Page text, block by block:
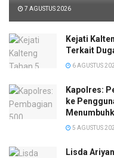
7 AGUSTUS 2026
Kejati
Terkait
6 AGUSTUS
Kapolres:
ke
5 AGUSTUS
Lisda